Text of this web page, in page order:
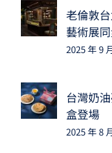
老倫敦
藝術展
2025 年 9
台灣奶
盒登場
2025 年 8